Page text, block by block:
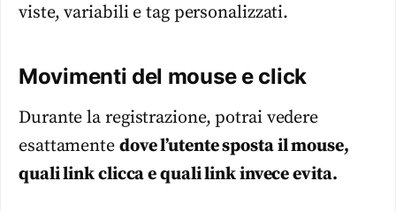
viste, variabili e tag personalizzati.
Movimenti del mouse e click
Durante la registrazione, potrai vedere
esattamente dove l’utente sposta il mouse,
quali link clicca e quali link invece evita.